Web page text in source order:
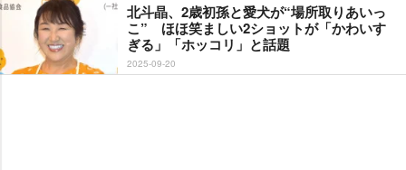
北斗晶、2歳初孫と愛犬が“場所取りあいっ
こ” ほほ笑ましい2ショットが「かわいす
ぎる」「ホッコリ」と話題
2025-09-20